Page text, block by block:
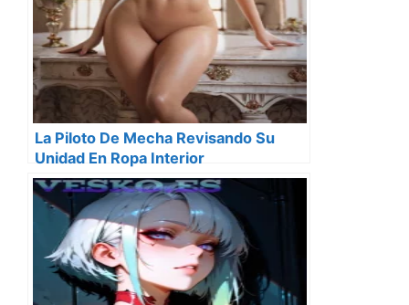
La Piloto De Mecha Revisando Su
Unidad En Ropa Interior